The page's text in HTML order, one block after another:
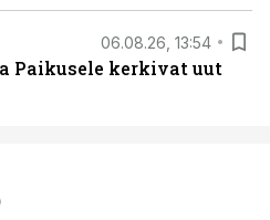
06.08.26, 13:54
Paikusele kerkivat uut